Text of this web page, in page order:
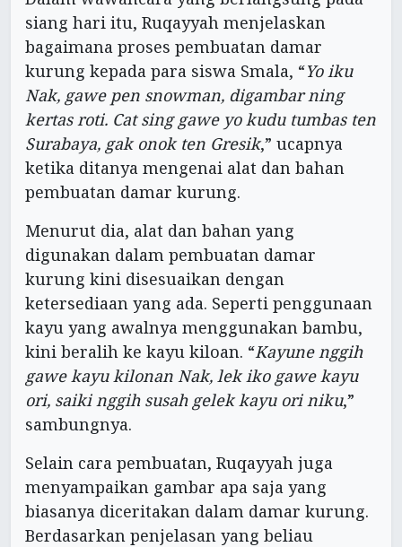
siang hari itu, Ruqayyah menjelaskan
bagaimana proses pembuatan damar
kurung kepada para siswa Smala, “Yo iku
Nak, gawe pen snowman, digambar ning
kertas roti. Cat sing gawe yo kudu tumbas ten
Surabaya, gak onok ten Gresik,” ucapnya
ketika ditanya mengenai alat dan bahan
pembuatan damar kurung.
Menurut dia, alat dan bahan yang
digunakan dalam pembuatan damar
kurung kini disesuaikan dengan
ketersediaan yang ada. Seperti penggunaan
kayu yang awalnya menggunakan bambu,
kini beralih ke kayu kiloan. “Kayune nggih
gawe kayu kilonan Nak, lek iko gawe kayu
ori, saiki nggih susah gelek kayu ori niku,”
sambungnya.
Selain cara pembuatan, Ruqayyah juga
menyampaikan gambar apa saja yang
biasanya diceritakan dalam damar kurung.
Berdasarkan penjelasan yang beliau